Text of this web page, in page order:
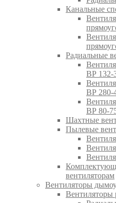
Канальные
Радиальные
ВР 132-
ВР 280-
ВР 80-
Шахтные
Пылевые
вентиляторам
Вентиляторы
Вентиляторы